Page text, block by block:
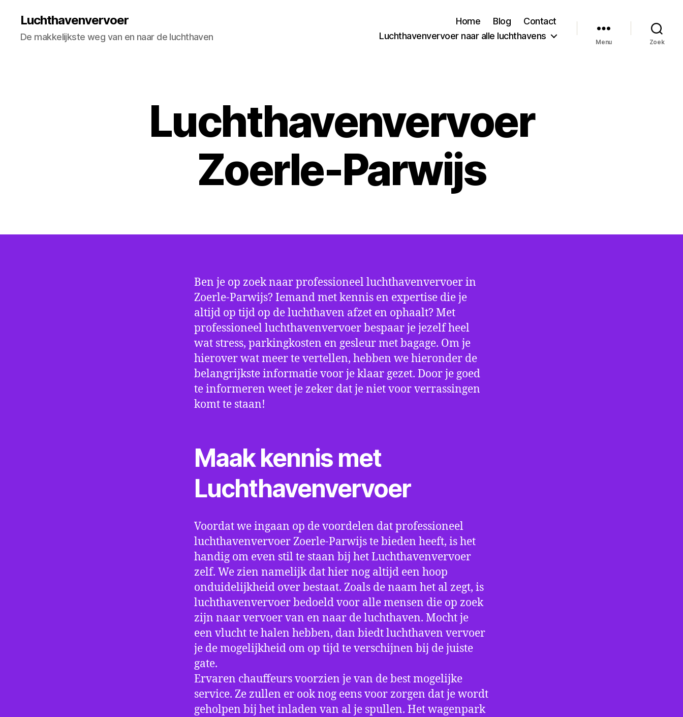
Luchthavenvervoer
De makkelijkste weg van en naar de luchthaven
Home Blog
Contact
Luchthavenvervoer naar alle luchthavens
Menu Zoek
Luchthavenvervoer
Zoerle-Parwijs
Ben je op zoek naar professioneel luchthavenvervoer in
Zoerle-Parwijs? Iemand met kennis en expertise die je
altijd op tijd op de luchthaven afzet en ophaalt? Met
professioneel luchthavenvervoer bespaar je jezelf heel
wat stress, parkingkosten en gesleur met bagage. Om je
hierover wat meer te vertellen, hebben we hieronder de
belangrijkste informatie voor je klaar gezet. Door je goed
te informeren weet je zeker dat je niet voor verrassingen
komt te staan!
Maak kennis met
Luchthavenvervoer
Voordat we ingaan op de voordelen dat professioneel
luchthavenvervoer Zoerle-Parwijs te bieden heeft, is het
handig om even stil te staan bij het Luchthavenvervoer
zelf. We zien namelijk dat hier nog altijd een hoop
onduidelijkheid over bestaat. Zoals de naam het al zegt, is
luchthavenvervoer bedoeld voor alle mensen die op zoek
zijn naar vervoer van en naar de luchthaven. Mocht je
een vlucht te halen hebben, dan biedt luchthaven vervoer
je de mogelijkheid om op tijd te verschijnen bij de juiste
gate.
Ervaren chauffeurs voorzien je van de best mogelijke
service. Ze zullen er ook nog eens voor zorgen dat je wordt
geholpen bij het inladen van al je spullen. Het wagenpark